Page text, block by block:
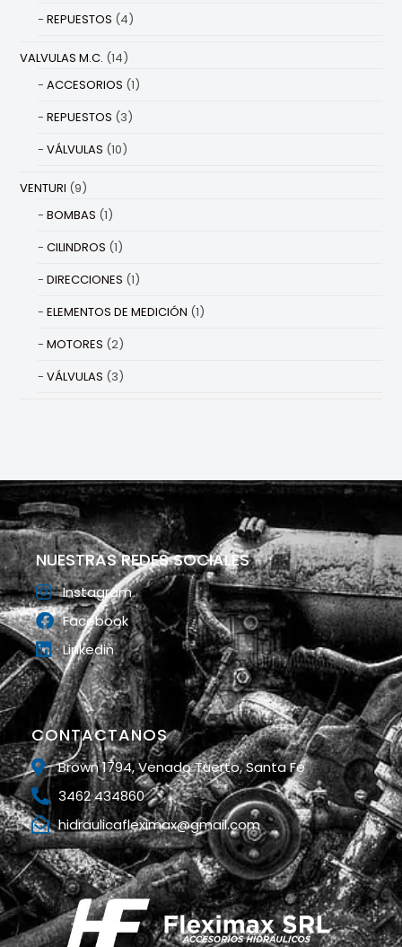
REPUESTOS (4)
VALVULAS M.C. (14)
ACCESORIOS (1)
REPUESTOS (3)
VÁLVULAS (10)
VENTURI (9)
BOMBAS (1)
CILINDROS (1)
DIRECCIONES (1)
ELEMENTOS DE MEDICIÓN (1)
MOTORES (2)
VÁLVULAS (3)
CONTACTANOS
Brown 1794, Venado Tuerto, Santa Fe
3462 434860
hidraulicafleximax@gmail.com
NUESTRAS REDES SOCIALES
Instagram
Facebook
Linkedin